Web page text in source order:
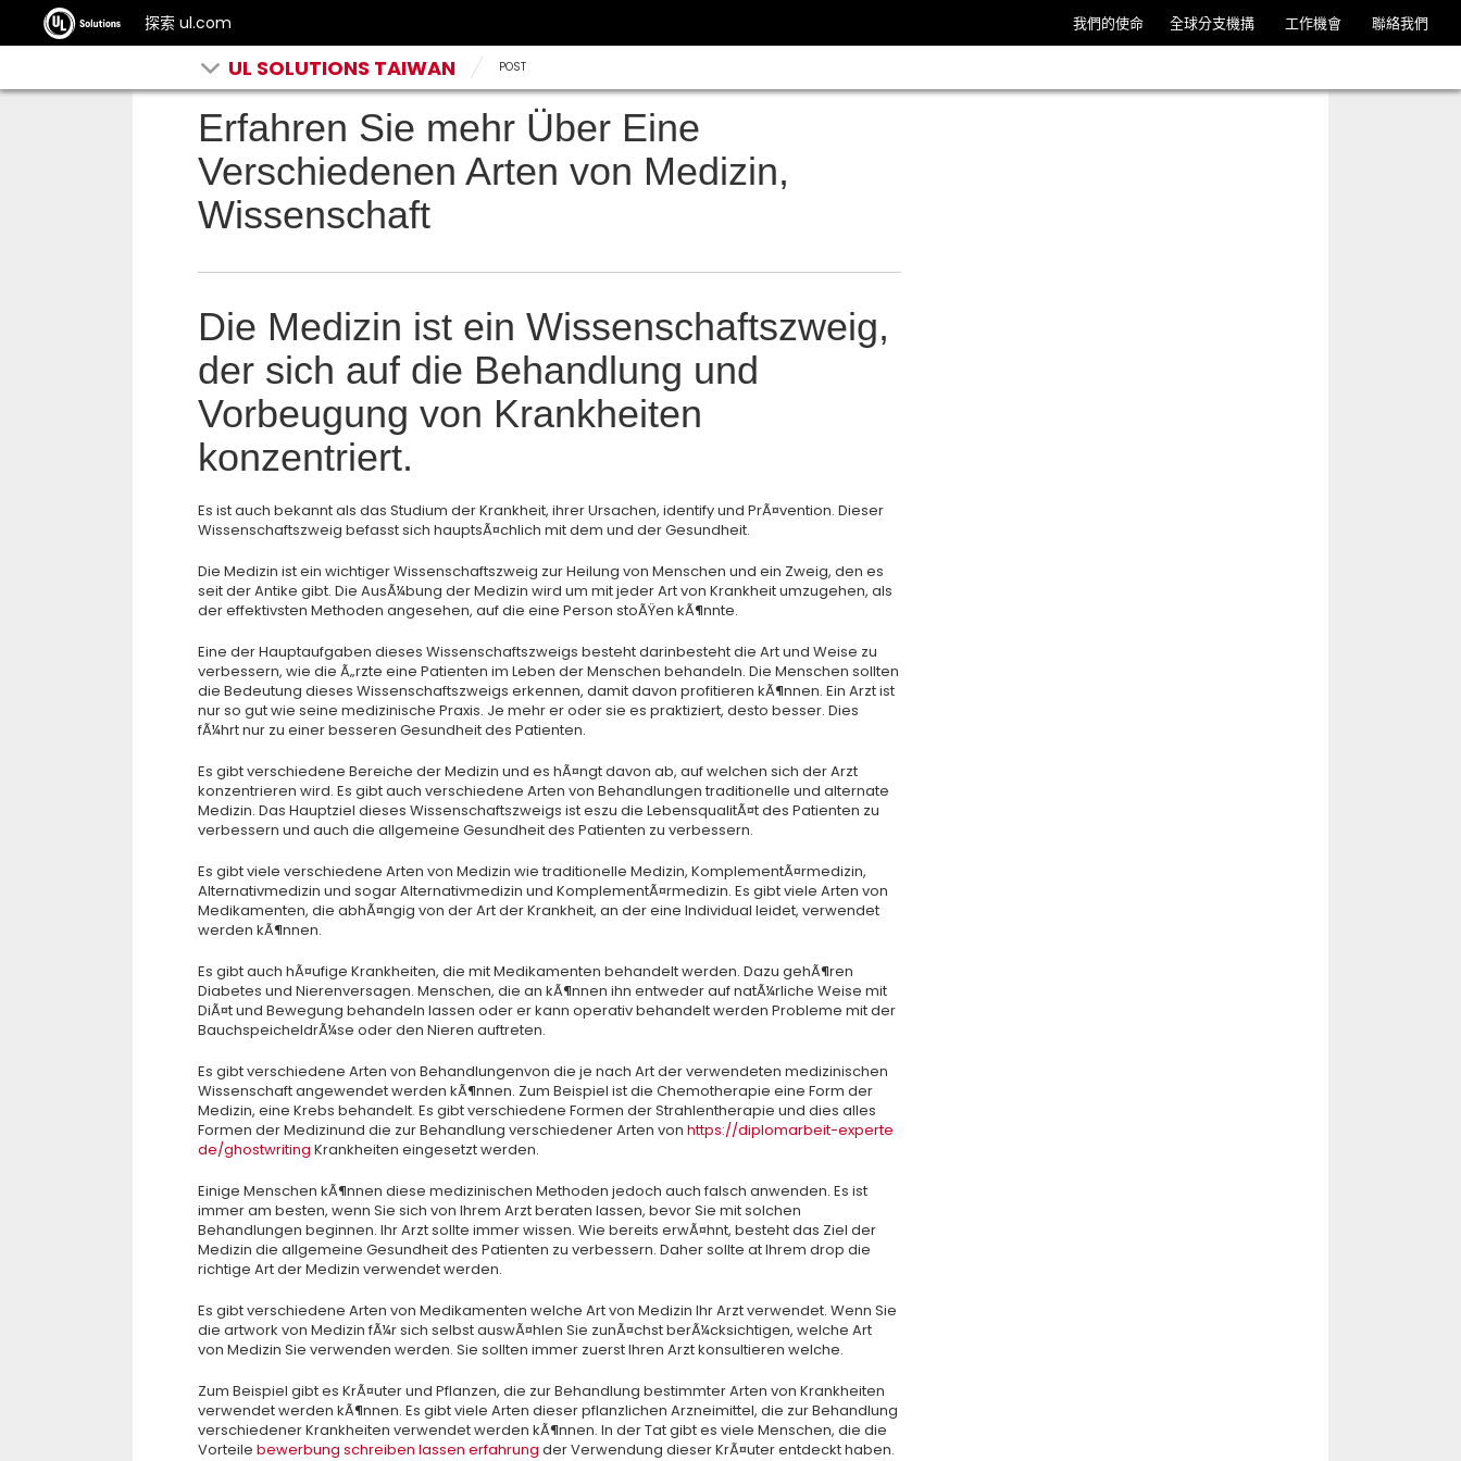
探索 ul.com 我們的使命 全球分支機搆 工作機會 聯絡我們
UL SOLUTIONS TAIWAN POST
Erfahren Sie mehr Über Eine
Verschiedenen Arten von Medizin,
Wissenschaft
Die Medizin ist ein Wissenschaftszweig,
der sich auf die Behandlung und
Vorbeugung von Krankheiten
konzentriert.
Es ist auch bekannt als das Studium der Krankheit, ihrer Ursachen, identify und PrÃ¤vention. Dieser
Wissenschaftszweig befasst sich hauptsÃ¤chlich mit dem und der Gesundheit.
Die Medizin ist ein wichtiger Wissenschaftszweig zur Heilung von Menschen und ein Zweig, den es
seit der Antike gibt. Die AusÃ¼bung der Medizin wird um mit jeder Art von Krankheit umzugehen, als
der effektivsten Methoden angesehen, auf die eine Person stoÃŸen kÃ¶nnte.
Eine der Hauptaufgaben dieses Wissenschaftszweigs besteht darinbesteht die Art und Weise zu
verbessern, wie die Ã„rzte eine Patienten im Leben der Menschen behandeln. Die Menschen sollten
die Bedeutung dieses Wissenschaftszweigs erkennen, damit davon profitieren kÃ¶nnen. Ein Arzt ist
nur so gut wie seine medizinische Praxis. Je mehr er oder sie es praktiziert, desto besser. Dies
fÃ¼hrt nur zu einer besseren Gesundheit des Patienten.
Es gibt verschiedene Bereiche der Medizin und es hÃ¤ngt davon ab, auf welchen sich der Arzt
konzentrieren wird. Es gibt auch verschiedene Arten von Behandlungen traditionelle und alternate
Medizin. Das Hauptziel dieses Wissenschaftszweigs ist eszu die LebensqualitÃ¤t des Patienten zu
verbessern und auch die allgemeine Gesundheit des Patienten zu verbessern.
Es gibt viele verschiedene Arten von Medizin wie traditionelle Medizin, KomplementÃ¤rmedizin,
Alternativmedizin und sogar Alternativmedizin und KomplementÃ¤rmedizin. Es gibt viele Arten von
Medikamenten, die abhÃ¤ngig von der Art der Krankheit, an der eine Individual leidet, verwendet
werden kÃ¶nnen.
Es gibt auch hÃ¤ufige Krankheiten, die mit Medikamenten behandelt werden. Dazu gehÃ¶ren
Diabetes und Nierenversagen. Menschen, die an kÃ¶nnen ihn entweder auf natÃ¼rliche Weise mit
DiÃ¤t und Bewegung behandeln lassen oder er kann operativ behandelt werden Probleme mit der
BauchspeicheldrÃ¼se oder den Nieren auftreten.
Es gibt verschiedene Arten von Behandlungenvon die je nach Art der verwendeten medizinischen
Wissenschaft angewendet werden kÃ¶nnen. Zum Beispiel ist die Chemotherapie eine Form der
Medizin, eine Krebs behandelt. Es gibt verschiedene Formen der Strahlentherapie und dies alles
Formen der Medizinund die zur Behandlung verschiedener Arten von https://diplomarbeit-experte
de/ghostwriting Krankheiten eingesetzt werden.
Einige Menschen kÃ¶nnen diese medizinischen Methoden jedoch auch falsch anwenden. Es ist
immer am besten, wenn Sie sich von Ihrem Arzt beraten lassen, bevor Sie mit solchen
Behandlungen beginnen. Ihr Arzt sollte immer wissen. Wie bereits erwÃ¤hnt, besteht das Ziel der
Medizin die allgemeine Gesundheit des Patienten zu verbessern. Daher sollte at Ihrem drop die
richtige Art der Medizin verwendet werden.
Es gibt verschiedene Arten von Medikamenten welche Art von Medizin Ihr Arzt verwendet. Wenn Sie
die artwork von Medizin fÃ¼r sich selbst auswÃ¤hlen Sie zunÃ¤chst berÃ¼cksichtigen, welche Art
von Medizin Sie verwenden werden. Sie sollten immer zuerst Ihren Arzt konsultieren welche.
Zum Beispiel gibt es KrÃ¤uter und Pflanzen, die zur Behandlung bestimmter Arten von Krankheiten
verwendet werden kÃ¶nnen. Es gibt viele Arten dieser pflanzlichen Arzneimittel, die zur Behandlung
verschiedener Krankheiten verwendet werden kÃ¶nnen. In der Tat gibt es viele Menschen, die die
Vorteile bewerbung schreiben lassen erfahrung der Verwendung dieser KrÃ¤uter entdeckt haben.